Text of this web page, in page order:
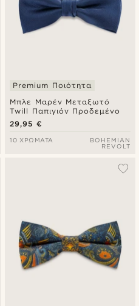
Μπλε Μαρέν Μεταξωτό
Twill Παπιγιόν Προδεμένο
Premium Ποιότητα
29,95 €
10 ΧΡΏΜΑΤΑ
BOHEMIAN
REVOLT